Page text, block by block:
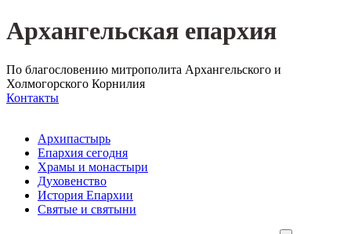
Архангельская епархия
По благословению митрополита Архангельского и
Холмогорского Корнилия
Контакты
Архипастырь
Епархия сегодня
Храмы и монастыри
Духовенство
История Епархии
Святые и святыни